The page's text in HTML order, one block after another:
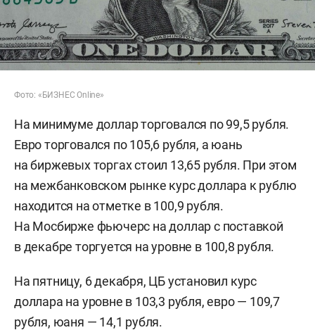
Фото: «БИЗНЕС Online»
На минимуме доллар торговался по 99,5 рубля.
Евро торговался по 105,6 рубля, а юань
на биржевых торгах стоил 13,65 рубля. При этом
на межбанковском рынке курс доллара к рублю
находится на отметке в 100,9 рубля.
На Мосбирже фьючерс на доллар с поставкой
в декабре торгуется на уровне в 100,8 рубля.
На пятницу, 6 декабря, ЦБ установил курс
доллара на уровне в 103,3 рубля, евро — 109,7
рубля, юаня — 14,1 рубля.